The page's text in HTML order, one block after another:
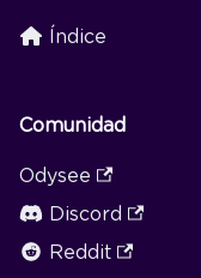
Índice
Comunidad
Odysee
Discord
Reddit